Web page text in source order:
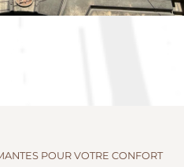
POUR VOTRE CONFORT